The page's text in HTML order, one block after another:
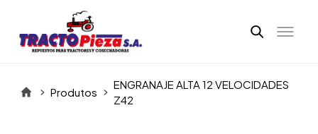
Produtos
ENGRANAJE ALTA 12 VELOCIDADES
Z42